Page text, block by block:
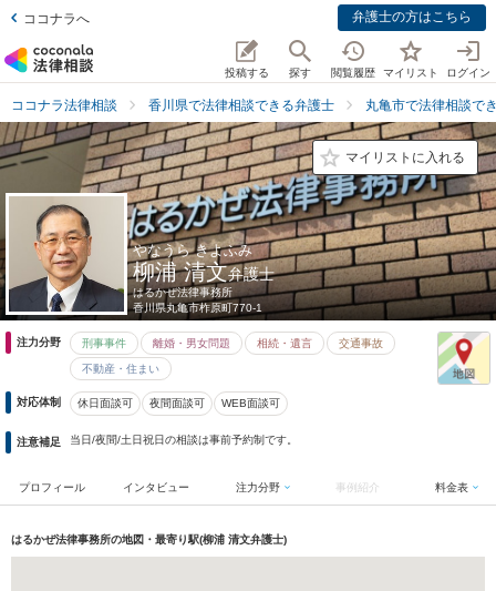
ココナラへ 弁護士の方はこちら
投稿する 探す 閲覧履歴 マイリスト ログイン
ココナラ法律相談 香川県で法律相談できる弁護士 丸亀市で法律相談で
マイリストに入れる
やなうら きよふみ
柳浦 清文弁護士
はるかぜ法律事務所
香川県丸亀市柞原町770-1
注力分野 刑事事件 離婚・男女問題 相続・遺言 交通事故
不動産・住まい
対応体制 休日面談可 夜間面談可 WEB面談可
注意補足 当日/夜間/土日祝日の相談は事前予約制です。
プロフィール インタビュー 注力分野 事例紹介 料金表
はるかぜ法律事務所の地図・最寄り駅(柳浦 清文弁護士)